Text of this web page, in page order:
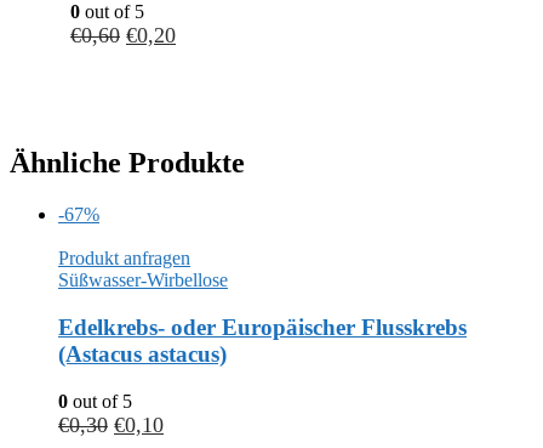
0 out of 5
€0,60 €0,20
Ähnliche Produkte
-67%
Produkt anfragen
Süßwasser-Wirbellose
Edelkrebs- oder Europäischer Flusskrebs
(Astacus astacus)
0 out of 5
€0,30 €0,10